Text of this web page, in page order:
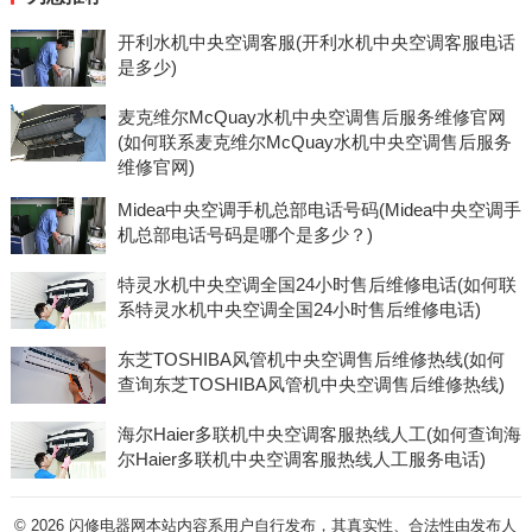
开利水机中央空调客服(开利水机中央空调客服电话
是多少)
麦克维尔McQuay水机中央空调售后服务维修官网
(如何联系麦克维尔McQuay水机中央空调售后服务
维修官网)
Midea中央空调手机总部电话号码(Midea中央空调手
机总部电话号码是哪个是多少？)
特灵水机中央空调全国24小时售后维修电话(如何联
系特灵水机中央空调全国24小时售后维修电话)
东芝TOSHIBA风管机中央空调售后维修热线(如何
查询东芝TOSHIBA风管机中央空调售后维修热线)
海尔Haier多联机中央空调客服热线人工(如何查询海
尔Haier多联机中央空调客服热线人工服务电话)
© 2026 闪修电器网本站内容系用户自行发布，其真实性、合法性由发布人